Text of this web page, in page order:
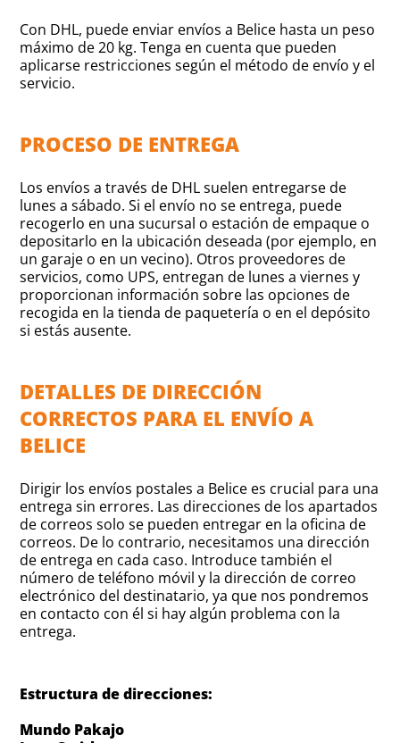
Con DHL, puede enviar envíos a Belice hasta un peso
máximo de 20 kg. Tenga en cuenta que pueden
aplicarse restricciones según el método de envío y el
servicio.
PROCESO DE ENTREGA
Los envíos a través de DHL suelen entregarse de
lunes a sábado. Si el envío no se entrega, puede
recogerlo en una sucursal o estación de empaque o
depositarlo en la ubicación deseada (por ejemplo, en
un garaje o en un vecino). Otros proveedores de
servicios, como UPS, entregan de lunes a viernes y
proporcionan información sobre las opciones de
recogida en la tienda de paquetería o en el depósito
si estás ausente.
DETALLES DE DIRECCIÓN
CORRECTOS PARA EL ENVÍO A
BELICE
Dirigir los envíos postales a Belice es crucial para una
entrega sin errores. Las direcciones de los apartados
de correos solo se pueden entregar en la oficina de
correos. De lo contrario, necesitamos una dirección
de entrega en cada caso. Introduce también el
número de teléfono móvil y la dirección de correo
electrónico del destinatario, ya que nos pondremos
en contacto con él si hay algún problema con la
entrega.
Estructura de direcciones:
Mundo Pakajo